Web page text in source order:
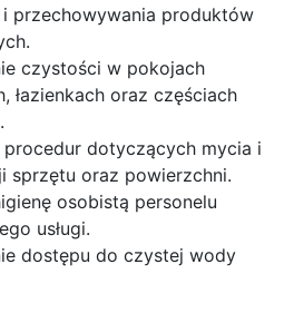
przechowywania produktów
czystości w pokojach
łazienkach oraz częściach
procedur dotyczących mycia i
sprzętu oraz powierzchni.
osobistą personelu
usługi.
dostępu do czystej wody